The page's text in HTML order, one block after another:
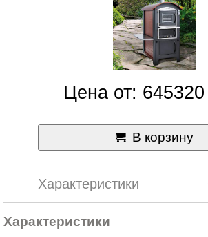
Цена от: 645320
В корзину
Характеристики
Характеристики